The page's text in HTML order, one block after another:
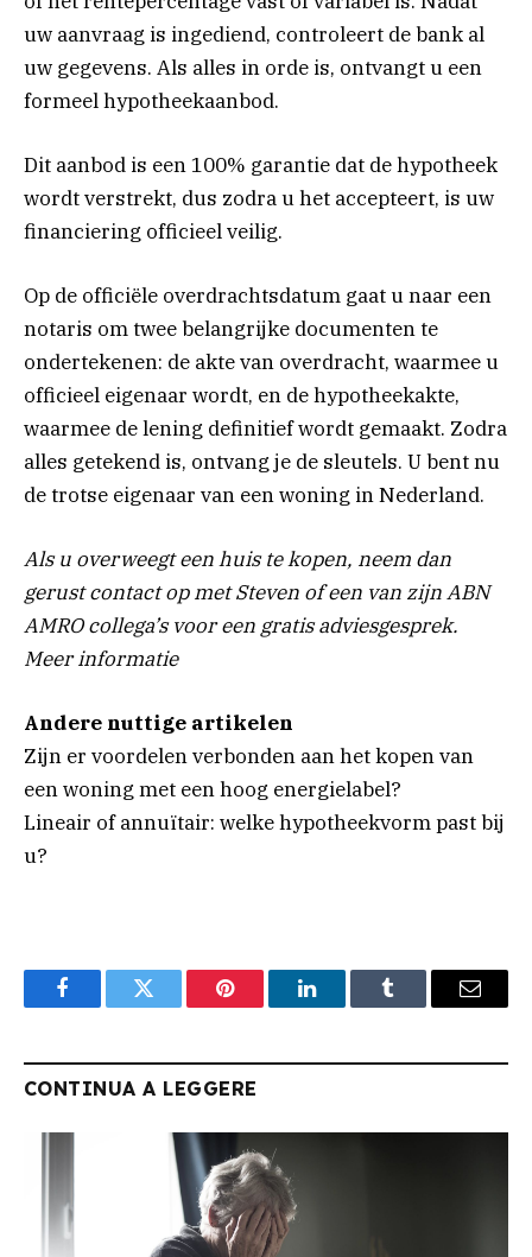
uw aanvraag is ingediend, controleert de bank al
uw gegevens. Als alles in orde is, ontvangt u een
formeel hypotheekaanbod.
Dit aanbod is een 100% garantie dat de hypotheek
wordt verstrekt, dus zodra u het accepteert, is uw
financiering officieel veilig.
Op de officiële overdrachtsdatum gaat u naar een
notaris om twee belangrijke documenten te
ondertekenen: de akte van overdracht, waarmee u
officieel eigenaar wordt, en de hypotheekakte,
waarmee de lening definitief wordt gemaakt. Zodra
alles getekend is, ontvang je de sleutels. U bent nu
de trotse eigenaar van een woning in Nederland.
Als u overweegt een huis te kopen, neem dan
gerust contact op met Steven of een van zijn ABN
AMRO collega’s voor een gratis adviesgesprek.
Meer informatie
Andere nuttige artikelen
Zijn er voordelen verbonden aan het kopen van
een woning met een hoog energielabel?
Lineair of annuïtair: welke hypotheekvorm past bij
u?
FacebookTwitter Pinterest LinkedInTumblr Email
CONTINUA A LEGGERE